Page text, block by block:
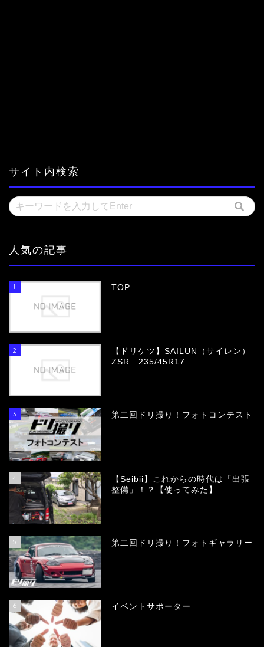
サイト内検索
人気の記事
1 TOP
2
【ドリケツ】SAILUN（サイレン）
ZSR 235/45R17
3 第二回ドリ撮り！フォトコンテスト
4
【Seibii】これからの時代は「出張
整備」！？【使ってみた】
5 第二回ドリ撮り！フォトギャラリー
6 イベントサポーター